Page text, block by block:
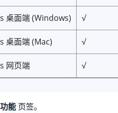
桌面端 (Windows) √
桌面端 (Mac) √
网页端 √
功能 页签。